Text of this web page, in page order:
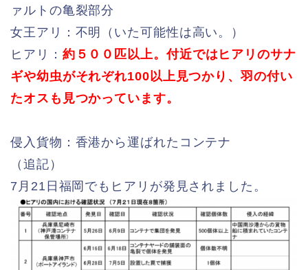
ァルトの亀裂部分
女王アリ：不明（いた可能性は高い。）
ヒアリ： 約５００匹以上。付近ではヒアリのサナ
ギや幼虫がそれぞれ100以上見つかり、羽の付い
たオスも見つかっています。
侵入貨物：香港から運ばれたコンテナ
（追記）
7月21日福岡でもヒアリが発見されました。